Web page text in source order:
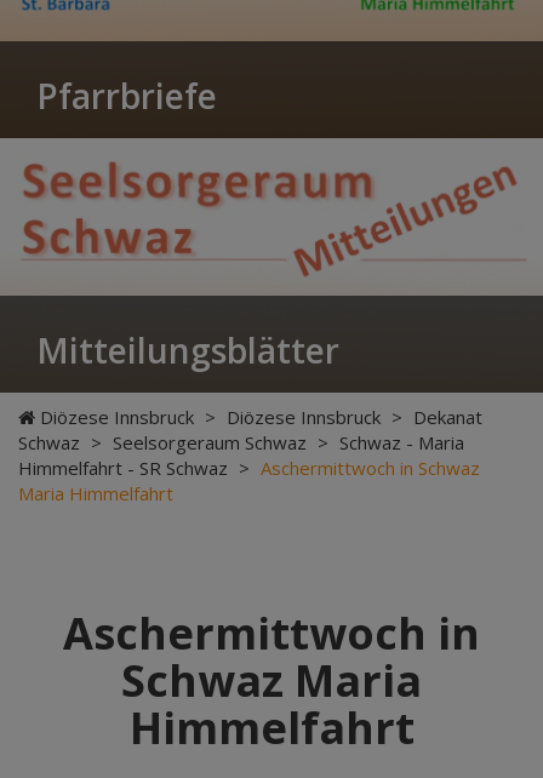
Pfarrbriefe
Mitteilungsblätter
Diözese Innsbruck > Diözese Innsbruck > Dekanat
Schwaz > Seelsorgeraum Schwaz > Schwaz - Maria
Himmelfahrt - SR Schwaz > Aschermittwoch in Schwaz
Maria Himmelfahrt
Aschermittwoch in
Schwaz Maria
Himmelfahrt